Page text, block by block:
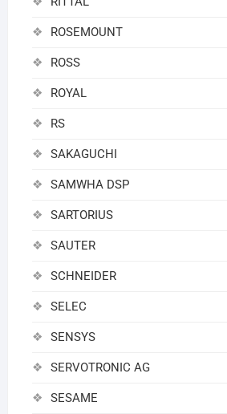
ROSEMOUNT
ROSS
ROYAL
RS
SAKAGUCHI
SAMWHA DSP
SARTORIUS
SAUTER
SCHNEIDER
SELEC
SENSYS
SERVOTRONIC AG
SESAME